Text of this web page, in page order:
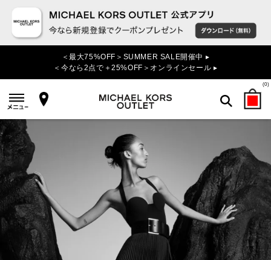
＜最大75%OFF＞SUMMER SALE開催中 ▸
＜今なら2点で＋25%OFF＞オンラインセール ▸
(0)